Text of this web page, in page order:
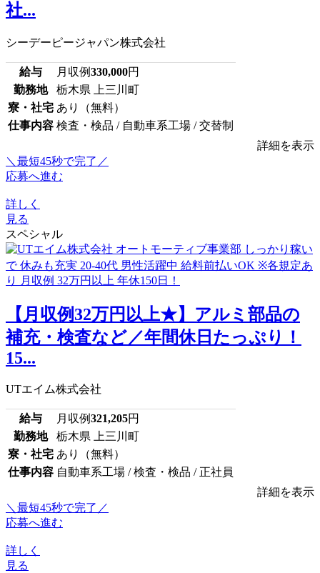
社...
シーデーピージャパン株式会社
給与 月収例330,000円
勤務地
栃木県 上三川町
寮・社宅 あり（無料）
仕事内容 検査・検品 / 自動車系工場 / 交替制
詳細を表示
＼最短45秒で完了／
応募へ進む
詳しく
見る
スペシャル
【月収例32万円以上★】アルミ部品の
補充・検査など／年間休日たっぷり！
15...
UTエイム株式会社
給与 月収例321,205円
勤務地
栃木県 上三川町
寮・社宅 あり（無料）
仕事内容 自動車系工場 / 検査・検品 / 正社員
詳細を表示
＼最短45秒で完了／
応募へ進む
詳しく
見る